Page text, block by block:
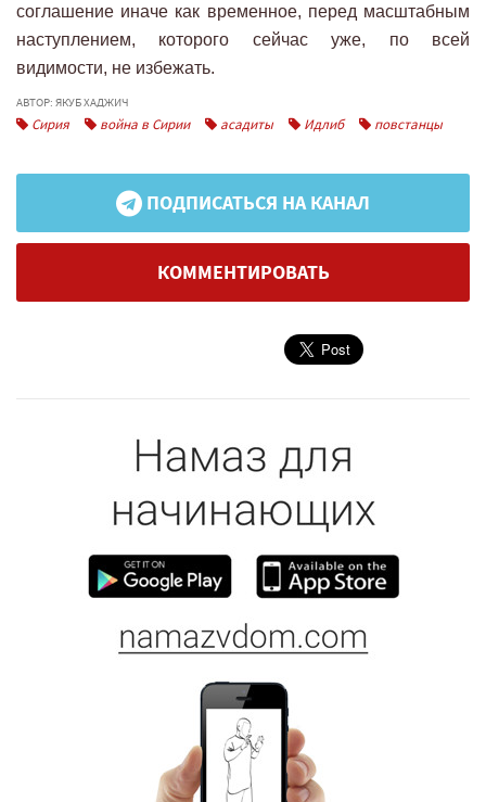
соглашение иначе как временное, перед масштабным
наступлением, которого сейчас уже, по всей
видимости, не избежать.
АВТОР: ЯКУБ ХАДЖИЧ
Сирия война в Сирии асадиты Идлиб повстанцы
ПОДПИСАТЬСЯ НА КАНАЛ
КОММЕНТИРОВАТЬ